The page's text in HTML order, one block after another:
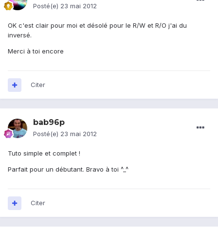
Posté(e) 23 mai 2012
OK c'est clair pour moi et désolé pour le R/W et R/O j'ai du
inversé.
Merci à toi encore
Citer
bab96p
Posté(e) 23 mai 2012
Tuto simple et complet !
Parfait pour un débutant. Bravo à toi ^_^
Citer